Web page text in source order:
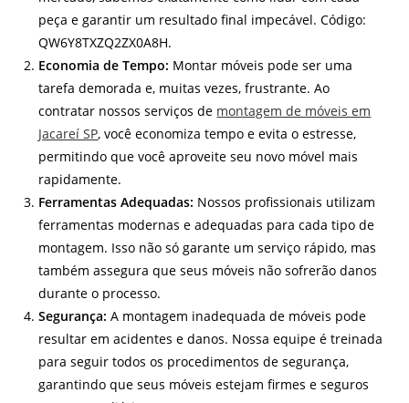
peça e garantir um resultado final impecável. Código:
QW6Y8TXZQ2ZX0A8H.
Economia de Tempo: Montar móveis pode ser uma
tarefa demorada e, muitas vezes, frustrante. Ao
contratar nossos serviços de montagem de móveis em
Jacareí SP, você economiza tempo e evita o estresse,
permitindo que você aproveite seu novo móvel mais
rapidamente.
Ferramentas Adequadas: Nossos profissionais utilizam
ferramentas modernas e adequadas para cada tipo de
montagem. Isso não só garante um serviço rápido, mas
também assegura que seus móveis não sofrerão danos
durante o processo.
Segurança: A montagem inadequada de móveis pode
resultar em acidentes e danos. Nossa equipe é treinada
para seguir todos os procedimentos de segurança,
garantindo que seus móveis estejam firmes e seguros